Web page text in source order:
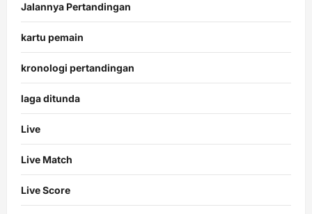
Jalannya Pertandingan
kartu pemain
kronologi pertandingan
laga ditunda
Live
Live Match
Live Score